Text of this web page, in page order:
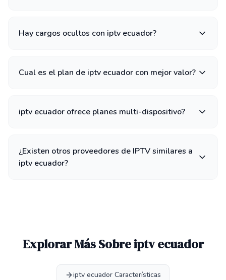
Hay cargos ocultos con iptv ecuador?
Cual es el plan de iptv ecuador con mejor valor?
iptv ecuador ofrece planes multi-dispositivo?
¿Existen otros proveedores de IPTV similares a
iptv ecuador?
Explorar Más Sobre iptv ecuador
iptv ecuador Características